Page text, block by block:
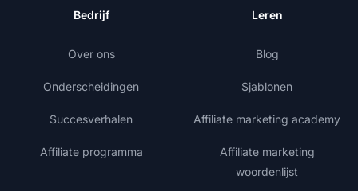
Bedrijf
Over ons
Onderscheidingen
Succesverhalen
Affiliate programma
Leren
Blog
Sjablonen
Affiliate marketing academy
Affiliate marketing
woordenlijst